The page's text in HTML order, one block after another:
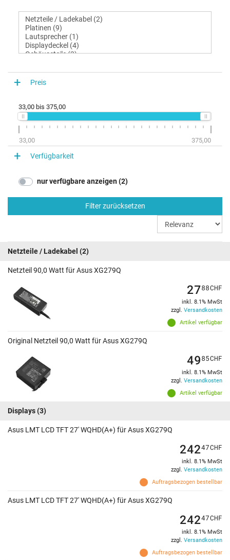
Preis
33,00 bis 375,00
33,00 375,00
Verfügbarkeit
nur verfügbare anzeigen (2)
Filter zurücksetzen
Netzteile / Ladekabel (2)
Netzteil 90,0 Watt für Asus XG279Q
Artikel verfügbar
2788CHF
inkl. 8.1% MwSt
zzgl. Versandkosten
Original Netzteil 90,0 Watt für Asus XG279Q
Artikel verfügbar
4985CHF
inkl. 8.1% MwSt
zzgl. Versandkosten
Displays(3)
Asus LMT LCD TFT 27' WQHD(A+) für Asus XG279Q
Auftragsbezogen bestellbar
24247CHF
inkl. 8.1% MwSt
zzgl. Versandkosten
Asus LMT LCD TFT 27' WQHD(A+) für Asus XG279Q
Auftragsbezogen bestellbar
24247CHF
inkl. 8.1% MwSt
zzgl. Versandkosten